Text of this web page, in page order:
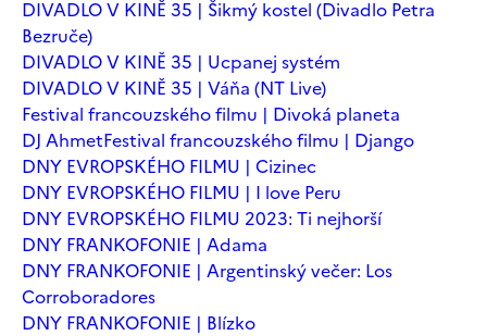
DIVADLO V KINĚ 35 | Šikmý kostel (Divadlo Petra
Bezruče)
DIVADLO V KINĚ 35 | Ucpanej systém
DIVADLO V KINĚ 35 | Váňa (NT Live)
Festival francouzského filmu | Divoká planeta
DJ AhmetFestival francouzského filmu | Django
DNY EVROPSKÉHO FILMU | Cizinec
DNY EVROPSKÉHO FILMU | I love Peru
DNY EVROPSKÉHO FILMU 2023: Ti nejhorší
DNY FRANKOFONIE | Adama
DNY FRANKOFONIE | Argentinský večer: Los
Corroboradores
DNY FRANKOFONIE | Blízko